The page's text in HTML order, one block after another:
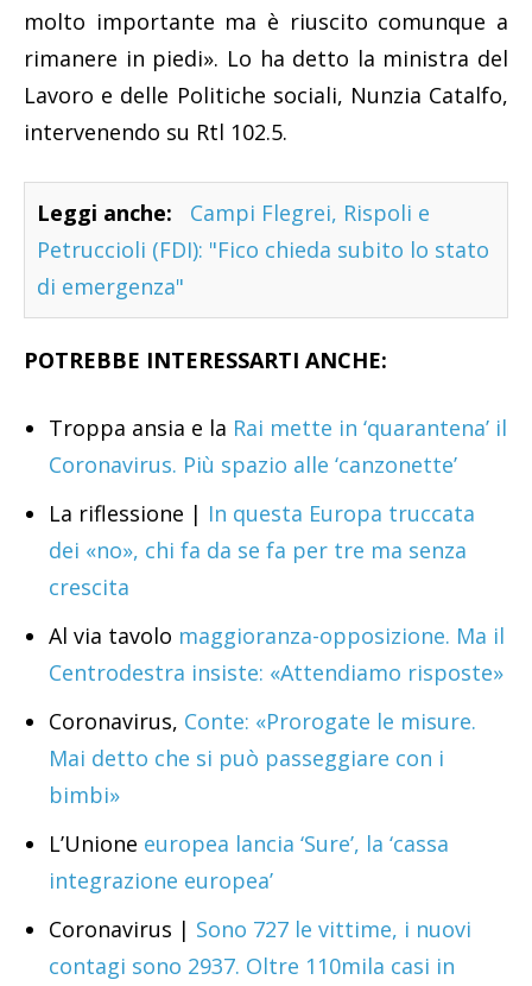
molto importante ma è riuscito comunque a
rimanere in piedi». Lo ha detto la ministra del
Lavoro e delle Politiche sociali, Nunzia Catalfo,
intervenendo su Rtl 102.5.
Leggi anche:
Campi Flegrei, Rispoli e
Petruccioli (FDI): "Fico chieda subito lo stato
di emergenza"
POTREBBE INTERESSARTI ANCHE:
Troppa ansia e la Rai mette in ‘quarantena’ il
Coronavirus. Più spazio alle ‘canzonette’
La riflessione | In questa Europa truccata
dei «no», chi fa da se fa per tre ma senza
crescita
Al via tavolo maggioranza-opposizione. Ma il
Centrodestra insiste: «Attendiamo risposte»
Coronavirus, Conte: «Prorogate le misure.
Mai detto che si può passeggiare con i
bimbi»
L’Unione europea lancia ‘Sure’, la ‘cassa
integrazione europea’
Coronavirus | Sono 727 le vittime, i nuovi
contagi sono 2937. Oltre 110mila casi in